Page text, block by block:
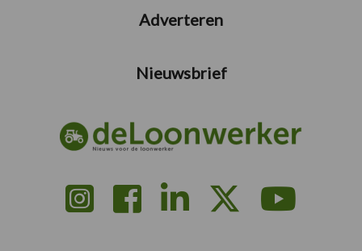
Adverteren
Nieuwsbrief